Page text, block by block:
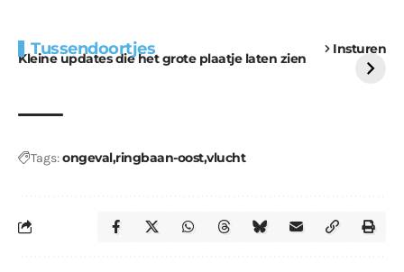
Tussendoortjes Insturen
Kleine updates die het grote plaatje laten zien
voor kabouters
uitdaging
Tags:ongevalringbaan-oostvlucht